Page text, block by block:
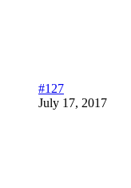
#127
July 17, 2017